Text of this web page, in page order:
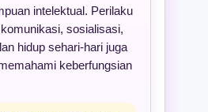
intelektual. Perilaku
sosialisasi,
hidup sehari-hari juga
keberfungsian